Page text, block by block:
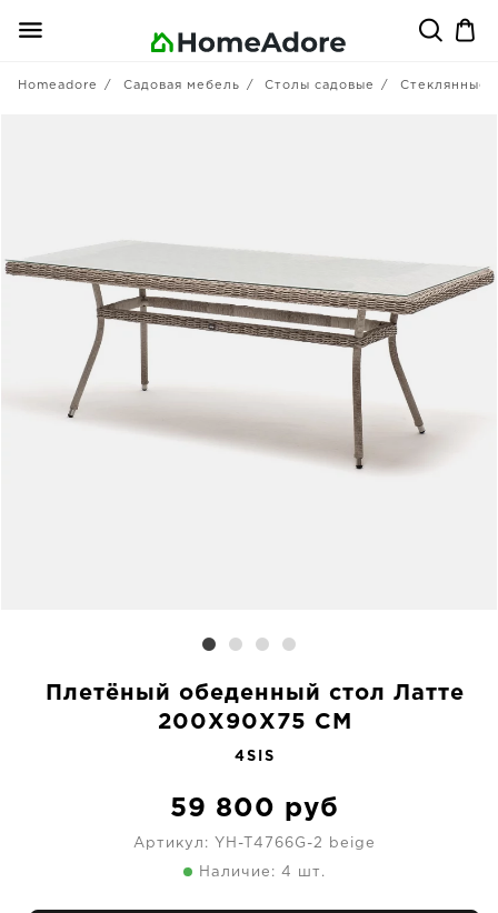
Homeadore Садовая мебель Столы садовые Стеклянные
Плетёный обеденный стол Латте
200X90X75 CM
4SIS
59 800 руб
Артикул: YH-T4766G-2 beige
Наличие: 4 шт.